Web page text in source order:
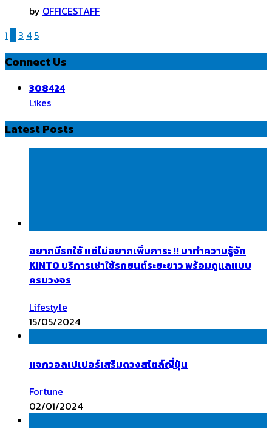
by OFFICESTAFF
1
3 4 5
Connect Us
308424
Likes
Latest Posts
อยากมีรถใช้ แต่ไม่อยากเพิ่มภาระ !! มาทำความรู้จัก
KINTO บริการเช่าใช้รถยนต์ระยะยาว พร้อมดูแลแบบ
ครบวงจร
Lifestyle
15/05/2024
แจกวอลเปเปอร์เสริมดวงสไตล์ญี่ปุ่น
Fortune
02/01/2024